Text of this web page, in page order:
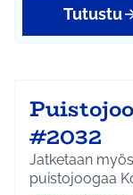
Tutustu
#2032
Jatketaan
puistojoogaa